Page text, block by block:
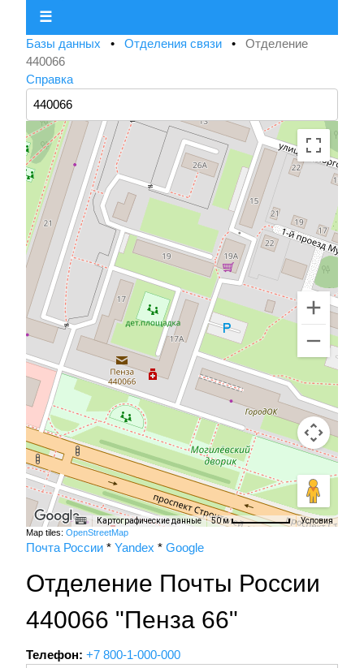
☰
Базы данных • Отделения связи • Отделение
440066
Справка
Картографические данные 50 м Условия
Map tiles: OpenStreetMap
Почта России * Yandex * Google
Отделение Почты России
440066 "Пенза 66"
Телефон: +7 800-1-000-000